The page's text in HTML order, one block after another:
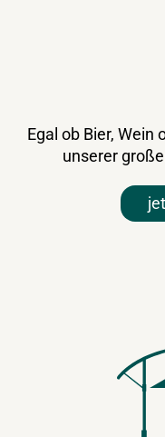
Egal ob Bier, Wein
unserer